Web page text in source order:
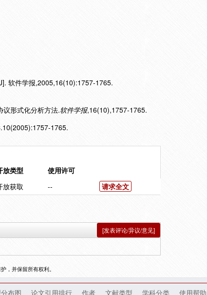
软件学报,2005,16(10):1757-1765.
形式化分析方法.软件学报,16(10),1757-1765.
1765.
放类型
使用许可
放获取 -- 请求全文
[发表评论/异议/意见]
，并保留所有权利。
布图 论文引用排行 作者 文献类型 学科分类 使用帮助